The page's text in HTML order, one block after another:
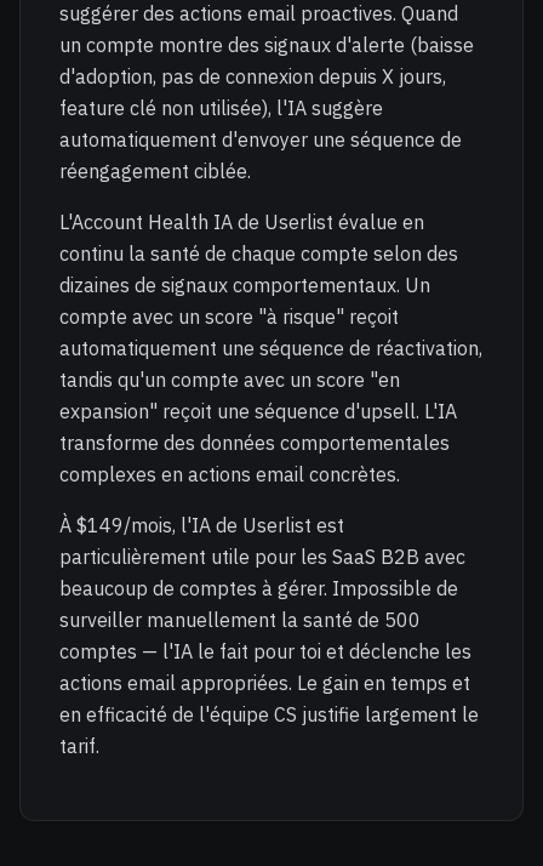
suggérer des actions email proactives. Quand
un compte montre des signaux d'alerte (baisse
d'adoption, pas de connexion depuis X jours,
feature clé non utilisée), l'IA suggère
automatiquement d'envoyer une séquence de
réengagement ciblée.
L'Account Health IA de Userlist évalue en
continu la santé de chaque compte selon des
dizaines de signaux comportementaux. Un
compte avec un score "à risque" reçoit
automatiquement une séquence de réactivation,
tandis qu'un compte avec un score "en
expansion" reçoit une séquence d'upsell. L'IA
transforme des données comportementales
complexes en actions email concrètes.
À $149/mois, l'IA de Userlist est
particulièrement utile pour les SaaS B2B avec
beaucoup de comptes à gérer. Impossible de
surveiller manuellement la santé de 500
comptes — l'IA le fait pour toi et déclenche les
actions email appropriées. Le gain en temps et
en efficacité de l'équipe CS justifie largement le
tarif.